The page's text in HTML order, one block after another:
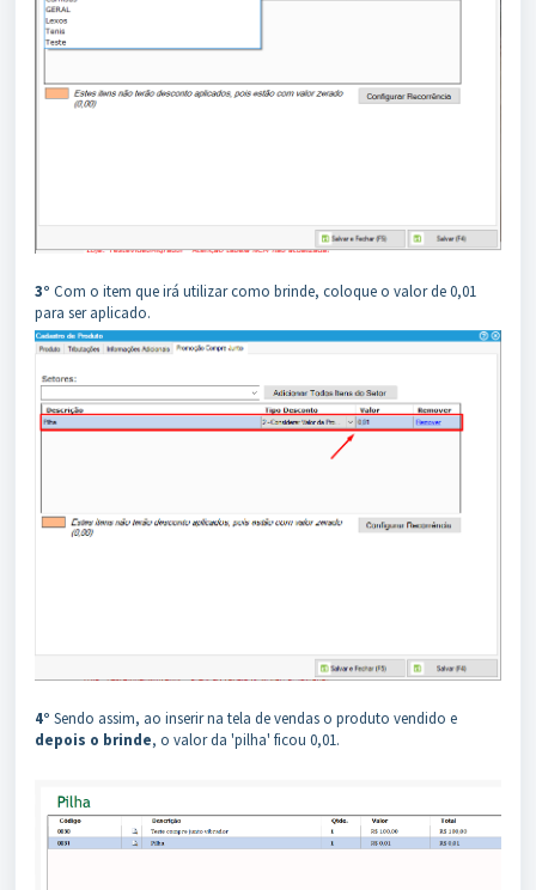
3° Com o item que irá utilizar como brinde, coloque o valor de 0,01
para ser aplicado.
4° Sendo assim, ao inserir na tela de vendas o produto vendido e
depois o brinde, o valor da 'pilha' ficou 0,01.